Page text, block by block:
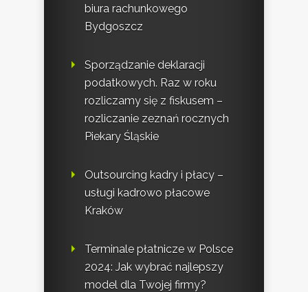
biura rachunkowego
Bydgoszcz
Sporządzanie deklaracji
podatkowych. Raz w roku
rozliczamy się z fiskusem –
rozliczanie zeznań rocznych
Piekary Śląskie
Outsourcing kadry i płacy –
usługi kadrowo płacowe
Kraków
Terminale płatnicze w Polsce
2024: Jak wybrać najlepszy
model dla Twojej firmy?